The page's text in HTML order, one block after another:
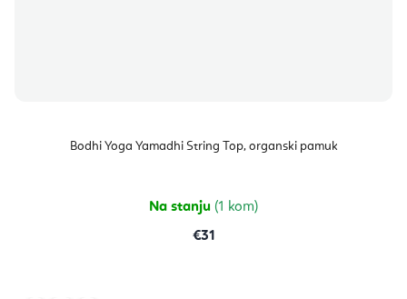
Bodhi Yoga Yamadhi String Top, organski pamuk
Na stanju (1 kom)
€31